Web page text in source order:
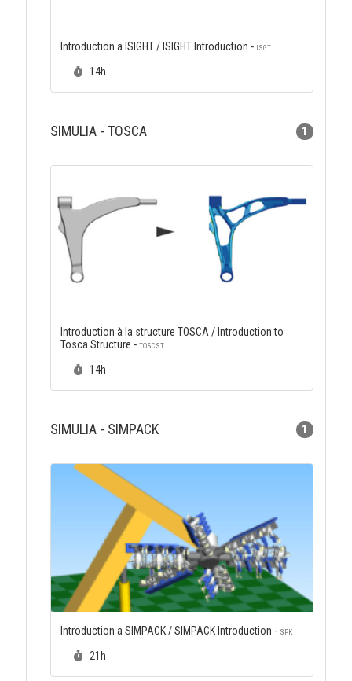
Introduction a ISIGHT / ISIGHT Introduction - ISGT
Durée :
14h
SIMULIA - TOSCA 1
Introduction à la structure TOSCA / Introduction to
Tosca Structure - TOSCST
Durée :
14h
SIMULIA - SIMPACK 1
Introduction a SIMPACK / SIMPACK Introduction - SPK
Durée :
21h